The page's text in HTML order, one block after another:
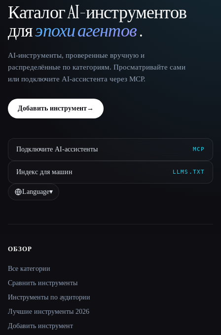
That AI Collection
Каталог AI-инструментов
дляэпохи агентов.
AI-инструменты, проверенные вручную и
распределённые по категориям. Просматривайте сами
или подключите AI-ассистента через MCP.
Добавить инструмент→
Подключите AI-ассистенты MCP
Индекс для машин LLMS.TXT
Language▾
Site navigation
ОБЗОР
Все категории
Сравнить инструменты
Инструменты по аудитории
Лучшие инструменты 2026
Добавить инструмент